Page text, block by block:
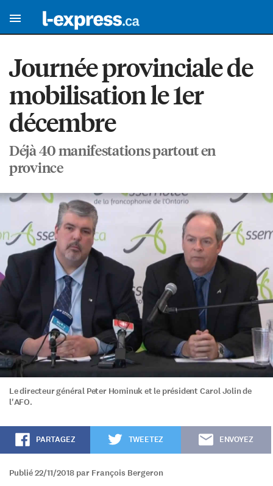
Journée provinciale de
mobilisation le 1er
décembre
Déjà 40 manifestations partout en
province
Le directeur général Peter Hominuk et le président Carol Jolin de
l'AFO.
PARTAGEZ TWEETEZ ENVOYEZ
Publié 22/11/2018 par François Bergeron